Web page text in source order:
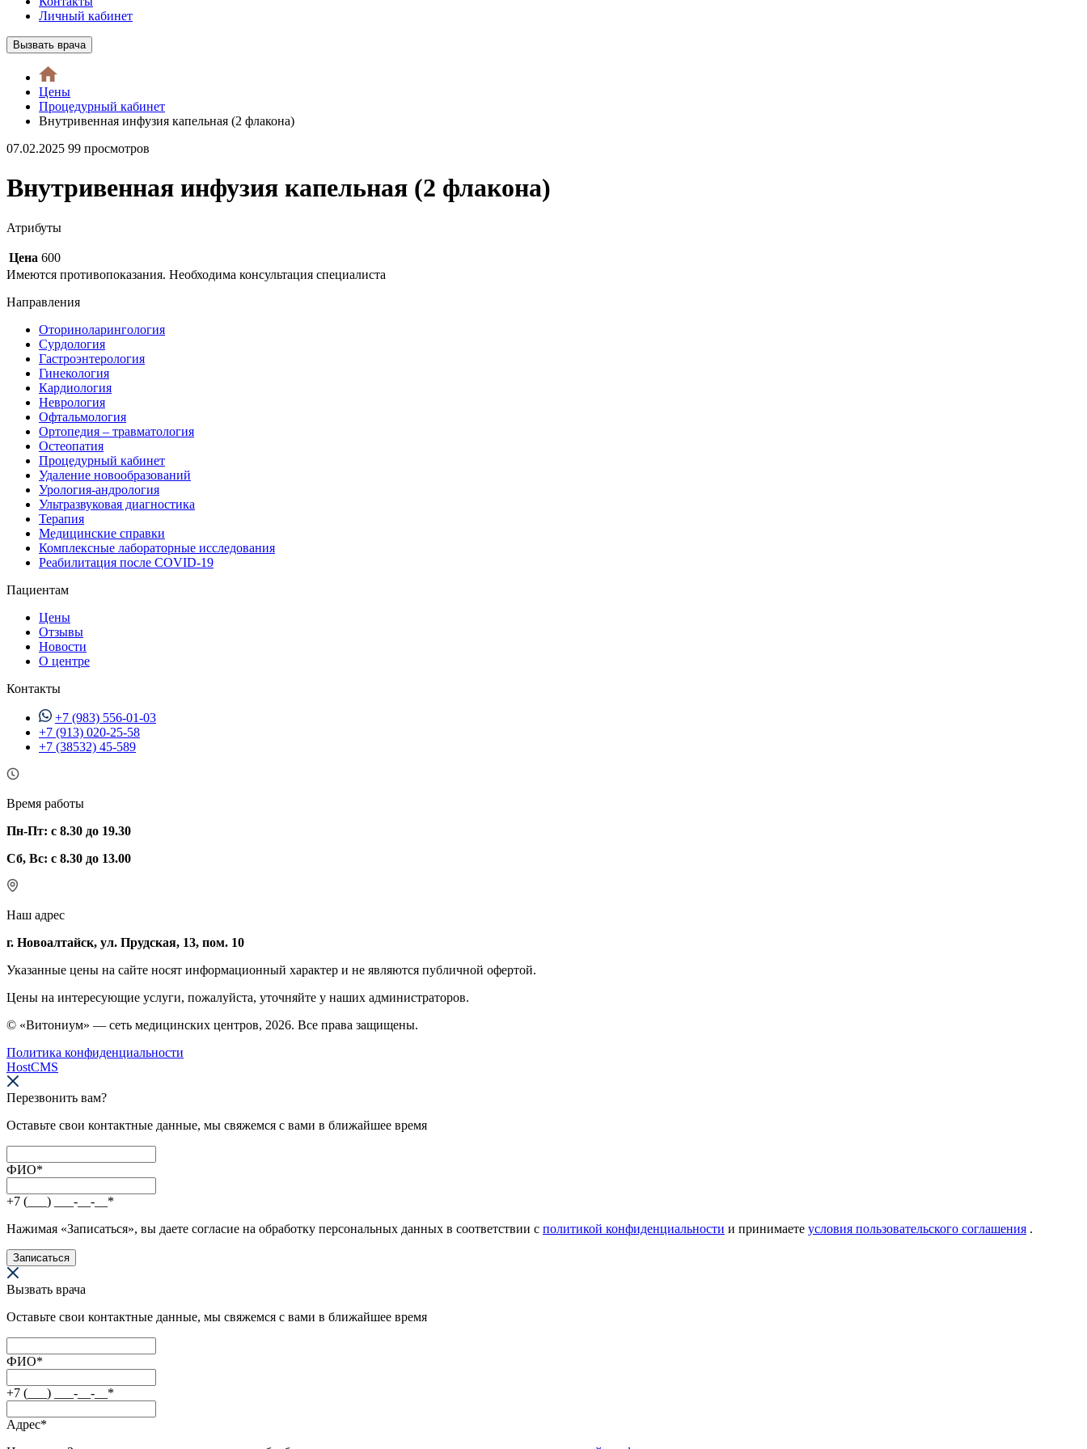
Личный кабинет
Вызвать врача
Цены
Процедурный кабинет
Внутривенная инфузия капельная (2 флакона)
07.02.2025 99 просмотров
Внутривенная инфузия капельная (2 флакона)
Атрибуты
Цена 600
Имеются противопоказания. Необходима консультация специалиста
Направления
Оториноларингология
Сурдология
Гастроэнтерология
Гинекология
Кардиология
Неврология
Офтальмология
Ортопедия – травматология
Остеопатия
Процедурный кабинет
Удаление новообразований
Урология-андрология
Ультразвуковая диагностика
Терапия
Медицинские справки
Комплексные лабораторные исследования
Реабилитация после COVID-19
Пациентам
Цены
Отзывы
Новости
О центре
Контакты
+7 (983) 556-01-03
+7 (913) 020-25-58
+7 (38532) 45-589
Время работы
Пн-Пт: с 8.30 до 19.30
Сб, Вс: с 8.30 до 13.00
Наш адрес
г. Новоалтайск, ул. Прудская, 13, пом. 10
Указанные цены на сайте носят информационный характер и не являются публичной офертой.
Цены на интересующие услуги, пожалуйста, уточняйте у наших администраторов.
© «Витониум» — сеть медицинских центров, 2026. Все права защищены.
Политика конфиденциальности
HostCMS
Перезвонить вам?
Оставьте свои контактные данные, мы свяжемся с вами в ближайшее время
ФИО*
+7 (___) ___-__-__ *
Нажимая «Записаться», вы даете согласие на обработку персональных данных в соответствии с политикой конфиденциальности и принимаете условия пользовательского соглашения .
Записаться
Вызвать врача
Оставьте свои контактные данные, мы свяжемся с вами в ближайшее время
ФИО*
+7 (___) ___-__-__ *
Адрес*